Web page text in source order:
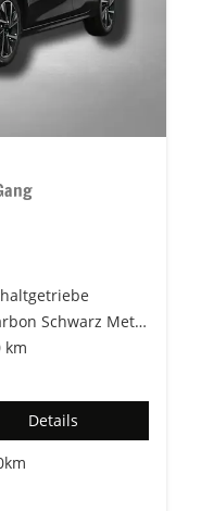
Karbon Schwarz Metallic
km
Details